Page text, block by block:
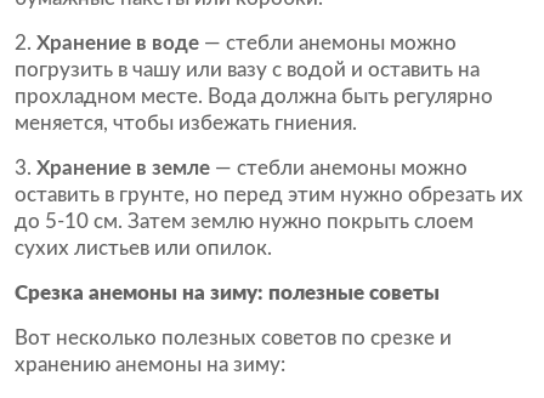
Хранение в воде — стебли анемоны можно
погрузить в чашу или вазу с водой и оставить на
прохладном месте. Вода должна быть регулярно
меняется, чтобы избежать гниения.
Хранение в земле — стебли анемоны можно
оставить в грунте, но перед этим нужно обрезать их
до 5-10 см. Затем землю нужно покрыть слоем
сухих листьев или опилок.
Срезка анемоны на зиму: полезные советы
Вот несколько полезных советов по срезке и
хранению анемоны на зиму: